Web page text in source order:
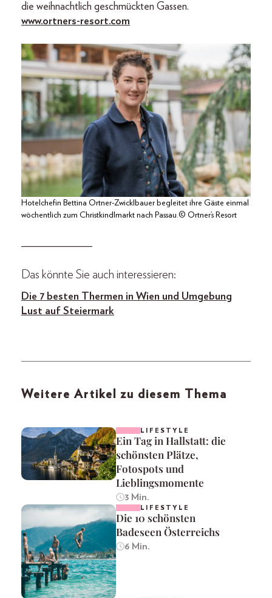
die weihnachtlich geschmückten Gassen.
www.ortners-resort.com
Hotelchefin Bettina Ortner-Zwicklbauer begleitet ihre Gäste einmal
wöchentlich zum Christkindlmarkt nach Passau.© Ortner’s Resort
_____________
Das könnte Sie auch interessieren:
Die 7 besten Thermen in Wien und Umgebung
Lust auf Steiermark
Weitere Artikel zu diesem Thema
LIFESTYLE
Ein Tag in Hallstatt: die
schönsten Plätze,
Fotospots und
Lieblingsmomente
3 Min.
LIFESTYLE
Die 10 schönsten
Badeseen Österreichs
6 Min.